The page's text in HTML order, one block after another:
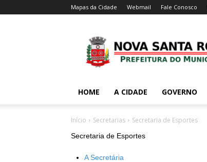
Mapas da Cidade Webmail Fale Conosco
HOME A CIDADE GOVERNO
Início Secretarias Secretaria de Esportes
Secretaria de Esportes
A Secretária